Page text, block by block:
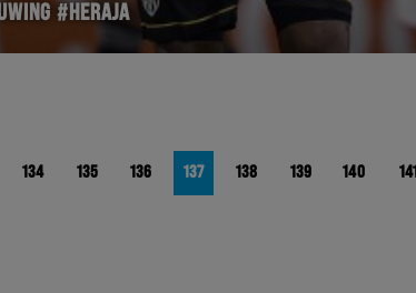
#HERAJA
134 135 136 137 138 139 140 141